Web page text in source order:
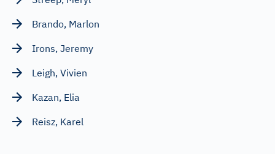
Brando, Marlon
Irons, Jeremy
Leigh, Vivien
Kazan, Elia
Reisz, Karel